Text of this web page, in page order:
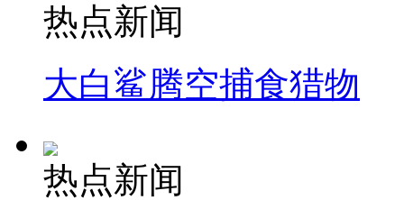
热点新闻
大白鲨腾空捕食猎物
热点新闻